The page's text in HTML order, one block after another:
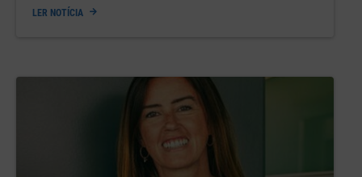
LER NOTÍCIA